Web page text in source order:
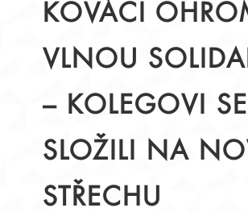
KOVÁCI
VLNOU
– KOLEGOVI SE
SLOŽILI NA
STŘECHU